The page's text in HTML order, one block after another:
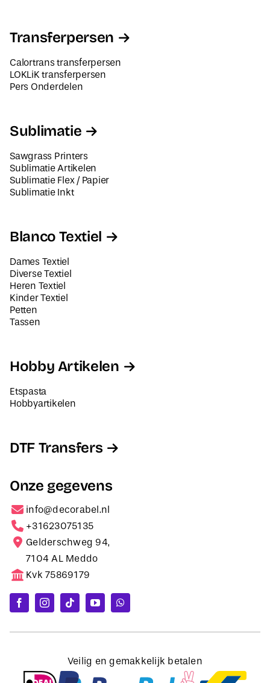
Transferpersen
Calortrans transferpersen
LOKLiK transferpersen
Pers Onderdelen
Sublimatie
Sawgrass Printers
Sublimatie Artikelen
Sublimatie Flex / Papier
Sublimatie Inkt
Blanco Textiel
Dames Textiel
Diverse Textiel
Heren Textiel
Kinder Textiel
Petten
Tassen
Hobby Artikelen
Etspasta
Hobbyartikelen
DTF Transfers
Onze gegevens
info@decorabel.nl
+31623075135
Gelderschweg 94,
7104 AL Meddo
Kvk 75869179
Veilig en gemakkelijk betalen